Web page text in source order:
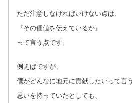
ただ注意しなければいけない点は、
『その価値を伝えているか』
って言う点です。
例えばですが、
僕がどんなに地元に貢献したいって言う
思いを持っていたとしても、